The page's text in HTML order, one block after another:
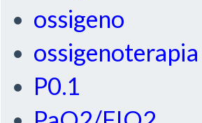
ossigeno
ossigenoterapia
P0.1